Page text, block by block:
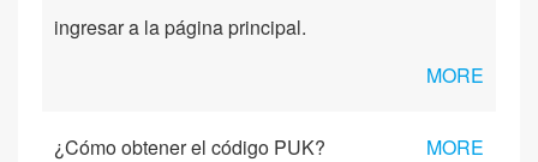
ingresar a la página principal.
MORE
¿Cómo obtener el código PUK? MORE